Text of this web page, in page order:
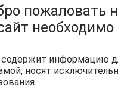
пожаловать
информацию
носят